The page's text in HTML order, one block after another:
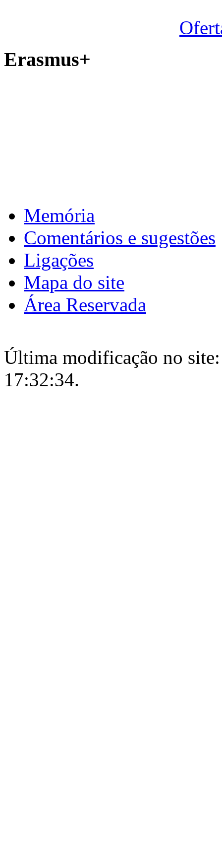
Erasmus+
Memória
Comentários e sugestões
Ligações
Mapa do site
Área Reservada
Última modificação no
17:32:34.